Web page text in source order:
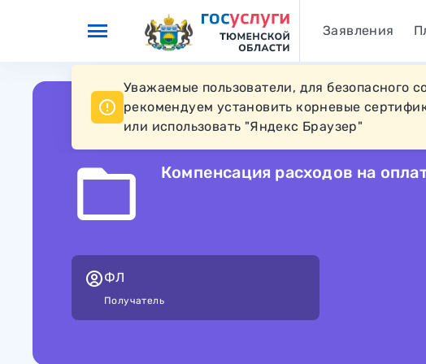
Перейти к основному контенту Заявления
Уважаемые пользователи, для безопасного
рекомендуем установить корневые
или использовать "Яндекс Браузер"
К услуге
Компенсация расходов на
ФЛ
Получатель